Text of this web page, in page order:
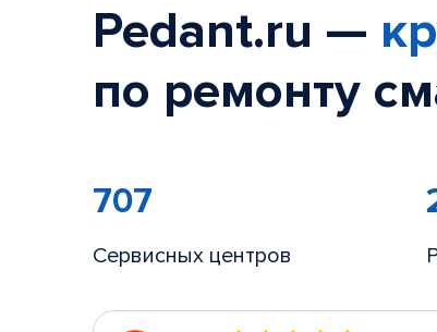
Pedant.ru —
по ремонту
707
Сервисных центров